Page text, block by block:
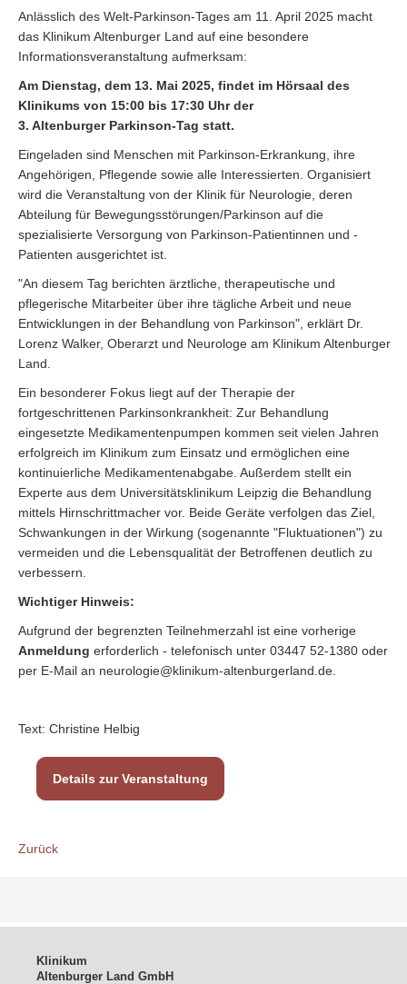
Anlässlich des Welt-Parkinson-Tages am 11. April 2025 macht
das Klinikum Altenburger Land auf eine besondere
Informationsveranstaltung aufmerksam:
Am Dienstag, dem 13. Mai 2025, findet im Hörsaal des
Klinikums von 15:00 bis 17:30 Uhr der
3. Altenburger Parkinson-Tag statt.
Eingeladen sind Menschen mit Parkinson-Erkrankung, ihre
Angehörigen, Pflegende sowie alle Interessierten. Organisiert
wird die Veranstaltung von der Klinik für Neurologie, deren
Abteilung für Bewegungsstörungen/Parkinson auf die
spezialisierte Versorgung von Parkinson-Patientinnen und -
Patienten ausgerichtet ist.
"An diesem Tag berichten ärztliche, therapeutische und
pflegerische Mitarbeiter über ihre tägliche Arbeit und neue
Entwicklungen in der Behandlung von Parkinson", erklärt Dr.
Lorenz Walker, Oberarzt und Neurologe am Klinikum Altenburger
Land.
Ein besonderer Fokus liegt auf der Therapie der
fortgeschrittenen Parkinsonkrankheit: Zur Behandlung
eingesetzte Medikamentenpumpen kommen seit vielen Jahren
erfolgreich im Klinikum zum Einsatz und ermöglichen eine
kontinuierliche Medikamentenabgabe. Außerdem stellt ein
Experte aus dem Universitätsklinikum Leipzig die Behandlung
mittels Hirnschrittmacher vor. Beide Geräte verfolgen das Ziel,
Schwankungen in der Wirkung (sogenannte "Fluktuationen") zu
vermeiden und die Lebensqualität der Betroffenen deutlich zu
verbessern.
Wichtiger Hinweis:
Aufgrund der begrenzten Teilnehmerzahl ist eine vorherige
Anmeldung erforderlich - telefonisch unter 03447 52-1380 oder
per E-Mail an neurologie@klinikum-altenburgerland.de.
Text: Christine Helbig
Details zur Veranstaltung
Zurück
Klinikum
Altenburger Land GmbH